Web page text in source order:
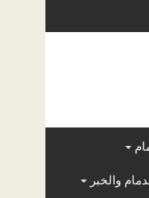
والخبر